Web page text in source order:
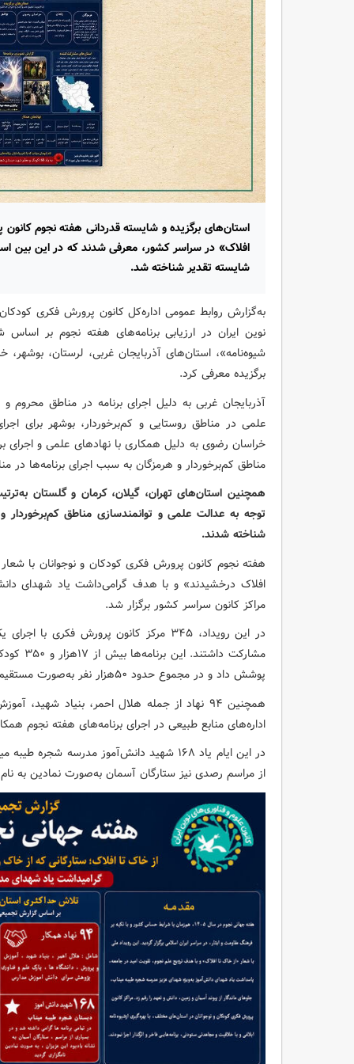
استان‌های برگزیده و شایسته قدردانی هفته نجوم
افلاک» در سراسر کشور، معرفی شدند که در این بین
شایسته تقدیر شناخته شد.
به‌گزارش روابط عمومی اداره‌کل کانون پرورش فکری
نوین ایران در ارزیابی برنامه‌های هفته نجوم بر
شیوه‌نامه»، استان‌های آذربایجان غربی، لرستان،
برگزیده معرفی کرد.
آذربایجان غربی به دلیل اجرای برنامه در مناطق
علمی در مناطق روستایی و کم‌برخوردار، بوشهر برای
خراسان رضوی به دلیل همکاری با نهادهای علمی و اجرای
مناطق کم‌برخوردار و هرمزگان به سبب اجرای برنامه‌ها در
همچنین استان‌های تهران، گیلان، کرمان و گلستان
توجه به عدالت علمی و توانمندسازی مناطق کم‌برخوردار
شناخته شدند.
هفته نجوم کانون پرورش فکری کودکان و نوجوانان با
افلاک درخشیدند» و با هدف گرامی‌داشت یاد شهدای
مراکز کانون سراسر کشور برگزار شد.
پوشش داد و در مجموع حدود ۵۰هزار نفر به‌صورت مستقیم در آن حضور یافتند.
همچنین ۹۴ نهاد از جمله هلال احمر، بنیاد
اداره‌های منابع طبیعی در اجرای برنامه‌های هفته نجوم
در این ایام یاد ۱۶۸ شهید دانش‌آموز مدرسه
از مراسم رصدی نیز ستارگان آسمان به‌صورت نمادین به